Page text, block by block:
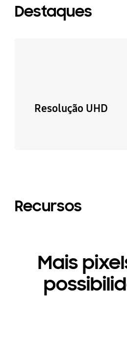
Destaques
Resolução UHD
Recursos
Mais